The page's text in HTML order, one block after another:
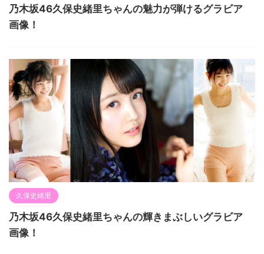
乃木坂46久保史緒里ちゃんの魅力が弾けるグラビア
画像！
久保史緒里
乃木坂46久保史緒里ちゃんの輝きまぶしいグラビア
画像！